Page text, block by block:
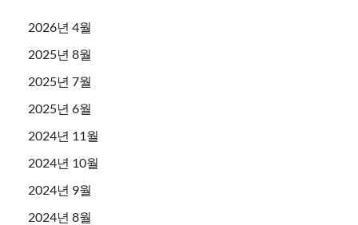
2026년 4월
2025년 8월
2025년 7월
2025년 6월
2024년 11월
2024년 10월
2024년 9월
2024년 8월